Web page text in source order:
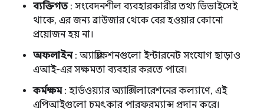
ব্যক্তিগত: সংবেদনশীল ব্যবহারকারীর তথ্য ডিভাইসেই
থাকে, এর জন্য ব্রাউজার থেকে বের হওয়ার কোনো
প্রয়োজন হয় না।
অফলাইন: অ্যাপ্লিকেশনগুলো ইন্টারনেট সংযোগ ছাড়াও
এআই-এর সক্ষমতা ব্যবহার করতে পারে।
কর্মক্ষম: হার্ডওয়্যার অ্যাক্সিলারেশনের কল্যাণে, এই
এপিআইগুলো চমৎকার পারফরম্যান্স প্রদান করে।